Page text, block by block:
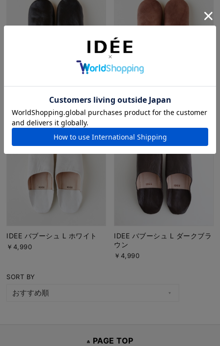
ウン
￥4,990
IDEE バブーシュ L ホワイト
￥4,990
IDEE バブーシュ L ダークブラ
ウン
￥4,990
SORT BY
PAGE TOP